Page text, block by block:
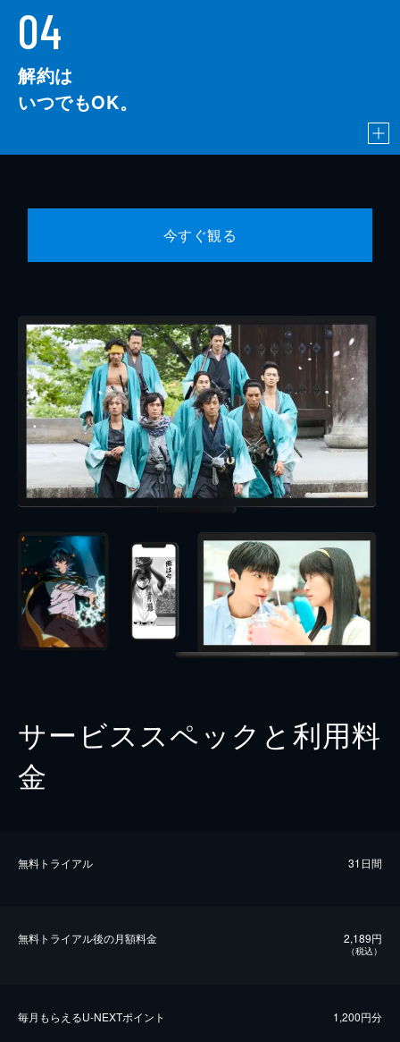
04
解約は
いつでもOK。
今すぐ観る
サービススペックと利用料
金
無料トライアル 31日間
無料トライアル後の⽉額料金 2,189円
（税込）
毎⽉もらえるU-NEXTポイント 1,200円分